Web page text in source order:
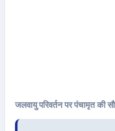
जलवायु परिवर्तन पर पंचामृत की